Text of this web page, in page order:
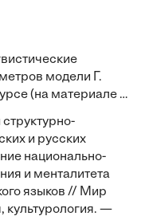
модели Г.
(на материале …
и русских
национально-
и менталитета
языков // Мир
культурология. —